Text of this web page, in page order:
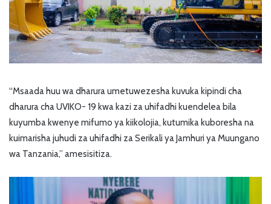
“Msaada huu wa dharura umetuwezesha kuvuka kipindi cha
dharura cha UVIKO- 19 kwa kazi za uhifadhi kuendelea bila
kuyumba kwenye mifumo ya kiikolojia, kutumika kuboresha na
kuimarisha juhudi za uhifadhi za Serikali ya Jamhuri ya Muungano
wa Tanzania,” amesisitiza.